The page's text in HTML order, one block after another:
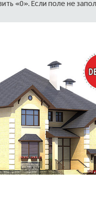
«0». Если поле не